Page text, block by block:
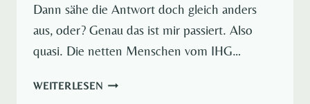
Dann sähe die Antwort doch gleich anders
aus, oder? Genau das ist mir passiert. Also
quasi. Die netten Menschen vom IHG…
WEITERLESENNACH